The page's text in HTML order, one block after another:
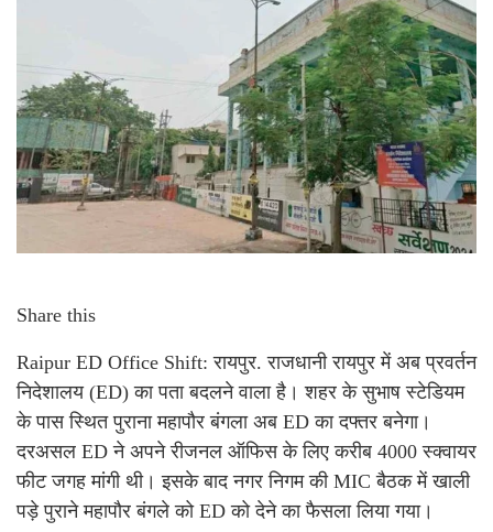
Share this
Raipur ED Office Shift: रायपुर. राजधानी रायपुर में अब प्रवर्तन
निदेशालय (ED) का पता बदलने वाला है। शहर के सुभाष स्टेडियम
के पास स्थित पुराना महापौर बंगला अब ED का दफ्तर बनेगा।
दरअसल ED ने अपने रीजनल ऑफिस के लिए करीब 4000 स्क्वायर
फीट जगह मांगी थी। इसके बाद नगर निगम की MIC बैठक में खाली
पड़े पुराने महापौर बंगले को ED को देने का फैसला लिया गया।